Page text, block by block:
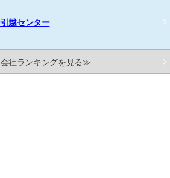
越センター
社ランキングを見る≫